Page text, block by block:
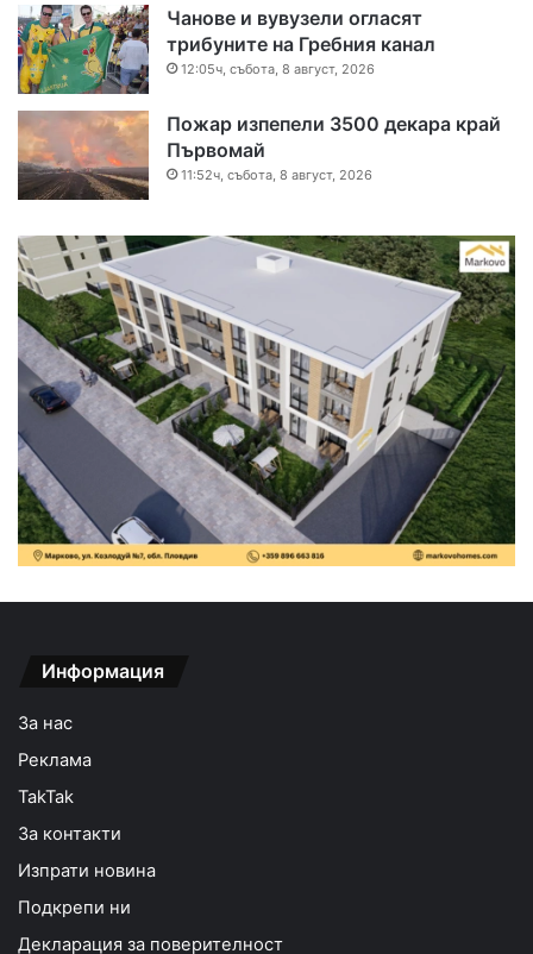
Чанове и вувузели огласят
трибуните на Гребния канал
12:05ч, събота, 8 август, 2026
Пожар изпепели 3500 декара край
Първомай
11:52ч, събота, 8 август, 2026
Информация
За нас
Реклама
TakTak
За контакти
Изпрати новина
Подкрепи ни
Декларация за поверителност